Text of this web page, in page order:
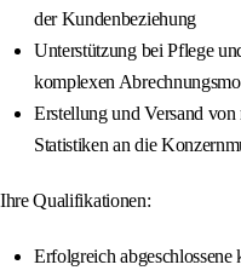
der Kundenbeziehung
Unterstützung bei Pflege
komplexen
Erstellung und Versand
Statistiken an die
Ihre Qualifikationen:
Erfolgreich